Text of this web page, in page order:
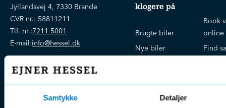
Samtykke Detaljer
Jyllandsvej 4, 7330 Brande
CVR nr.: 58811211
Tlf. nr.:7211 5001
E-mail:info@hessel.dk
Åbningstider
Man - Fre:
07.30 - 17.30
klogere på
Brugte biler
Nye biler
Book
online
Find